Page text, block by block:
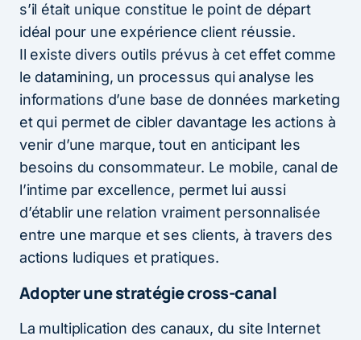
s’il était unique constitue le point de départ
idéal pour une expérience client réussie.
Il existe divers outils prévus à cet effet comme
le datamining, un processus qui analyse les
informations d’une base de données marketing
et qui permet de cibler davantage les actions à
venir d’une marque, tout en anticipant les
besoins du consommateur. Le mobile, canal de
l’intime par excellence, permet lui aussi
d’établir une relation vraiment personnalisée
entre une marque et ses clients, à travers des
actions ludiques et pratiques.
Adopter une stratégie cross-canal
La multiplication des canaux, du site Internet